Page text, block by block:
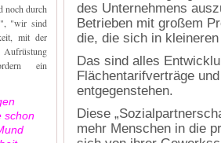
noch durch
"wir sind
mit der
ein
schon
des Unternehmens
Betrieben mit großem
die, die sich in
Das sind alles
Flächentarifverträge
entgegenstehen.
Diese
mehr Menschen in die